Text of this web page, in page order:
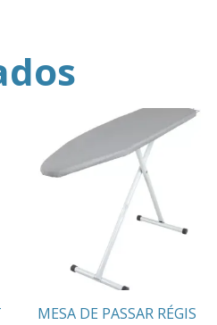
MESA DE PASSAR RÉGIS